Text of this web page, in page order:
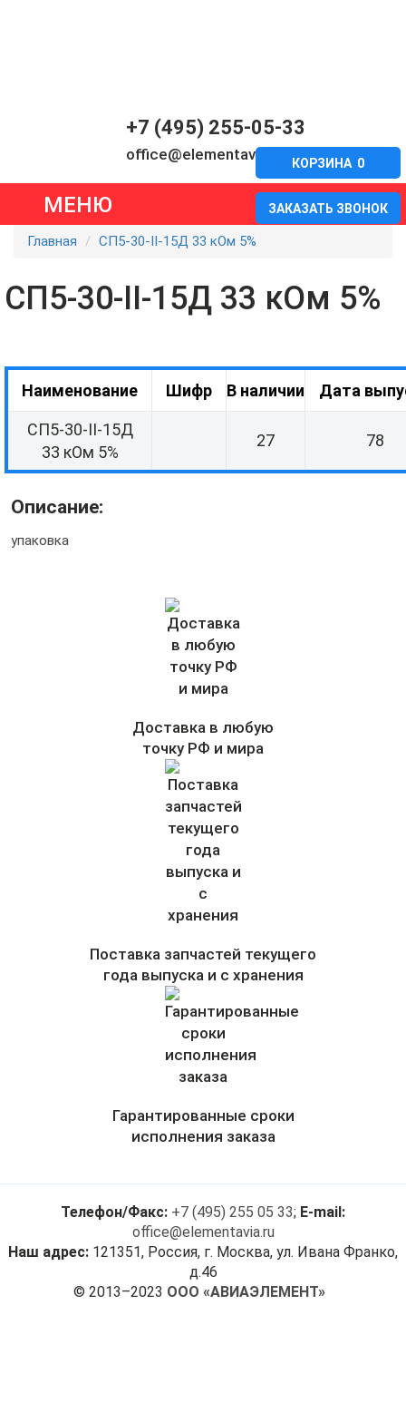
+7 (495) 255-05-33
office@elementavia.ru
ЗАКАЗАТЬ ЗВОНОК
КОРЗИНА 0
МЕНЮ
Главная СП5-30-II-15Д 33 кОм 5%
СП5-30-II-15Д 33 кОм 5%
Наименование Шифр В наличии Дата
СП5-30-II-15Д
33 кОм 5%
27 78
Описание:
упаковка
Доставка в любую
точку РФ и мира
Поставка запчастей текущего
года выпуска и с хранения
Гарантированные сроки
исполнения заказа
Телефон/Факс: +7 (495) 255 05 33; E-mail:
office@elementavia.ru
Наш адрес: 121351, Россия, г. Москва, ул. Ивана Франко,
д.46
© 2013–2023 ООО «АВИАЭЛЕМЕНТ»